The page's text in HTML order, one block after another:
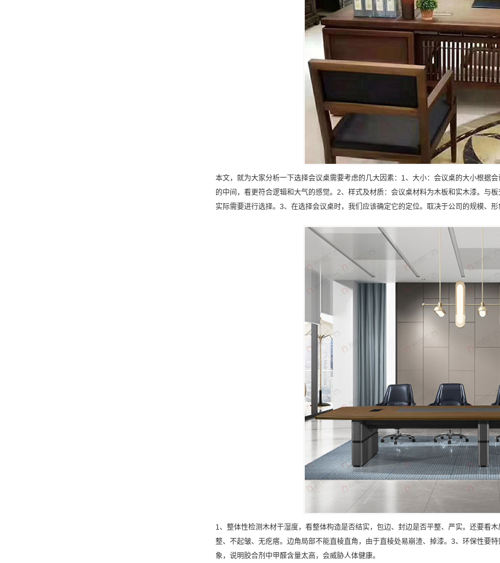
本文，就为大家分析一下选择会议桌需要考虑的几大因素：1、大小：会议桌的大小根据
的中间，看更符合逻辑和大气的感觉。2、样式及材质：会议桌材料为木板和实木漆。与
实际需要进行选择。3、在选择会议桌时，我们应该确定它的定位。取决于公司的规模、形
1、整体性检测木材干湿度，看整体构造是否结实，包边、封边是否平整、严实。还要看
整、不起皱、无疙瘩。边角局部不能直棱直角，由于直棱处易崩渣、掉漆。3、环保性要
象，说明胶合剂中甲醛含量太高，会威胁人体健康。